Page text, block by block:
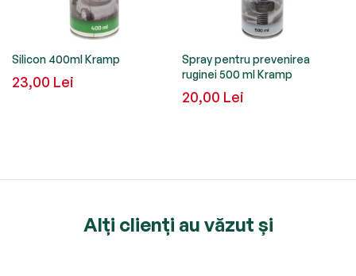
Silicon 400ml Kramp
23,00 Lei
Spray pentru prevenirea
ruginei 500 ml Kramp
20,00 Lei
Alți clienți au văzut și